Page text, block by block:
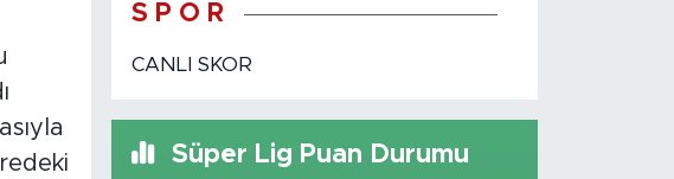
S P O R
CANLI SKOR
Süper Lig Puan Durumu